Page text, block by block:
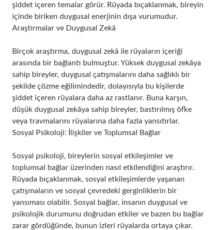
şiddet içeren temalar görür. Rüyada bıçaklanmak, bireyin
içinde biriken duygusal enerjinin dışa vurumudur.
Araştırmalar ve Duygusal Zekâ
Birçok araştırma, duygusal zekâ ile rüyaların içeriği
arasında bir bağlantı bulmuştur. Yüksek duygusal zekâya
sahip bireyler, duygusal çatışmalarını daha sağlıklı bir
şekilde çözme eğilimindedir, dolayısıyla bu kişilerde
şiddet içeren rüyalara daha az rastlanır. Buna karşın,
düşük duygusal zekâya sahip bireyler, bastırılmış öfke
veya travmalarını rüyalarına daha fazla yansıtırlar.
Sosyal Psikoloji: İlişkiler ve Toplumsal Bağlar
Sosyal psikoloji, bireylerin sosyal etkileşimler ve
toplumsal bağlar üzerinden nasıl etkilendiğini araştırır.
Rüyada bıçaklanmak, sosyal etkileşimlerde yaşanan
çatışmaların ve sosyal çevredeki gerginliklerin bir
yansıması olabilir. Sosyal bağlar, insanın duygusal ve
psikolojik durumunu doğrudan etkiler ve bazen bu bağlar
zarar gördüğünde, bunun izleri rüyalarda ortaya çıkar.